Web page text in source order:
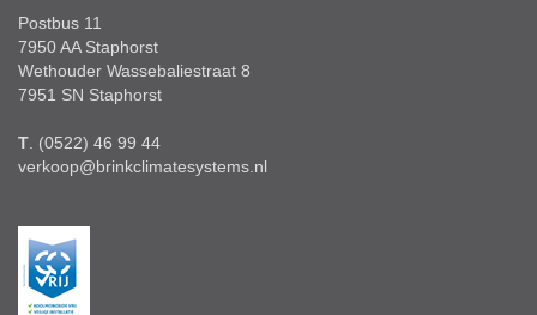
Postbus 11
7950 AA Staphorst
Wethouder Wassebaliestraat 8
7951 SN Staphorst
T . (0522) 46 99 44
verkoop@brinkclimatesystems.nl